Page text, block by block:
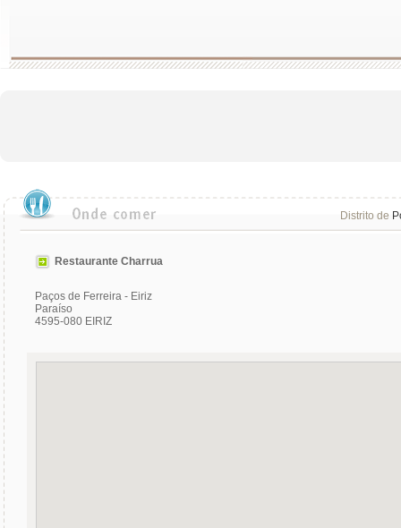
Distrito de
Restaurante Charrua
Paços de Ferreira - Eiriz
Paraíso
4595-080 EIRIZ